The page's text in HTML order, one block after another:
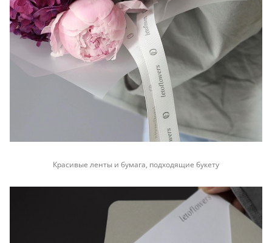
Красивые ленты и бумага, подходящие букету